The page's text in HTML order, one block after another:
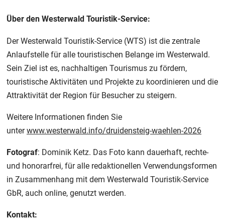
Über den Westerwald Touristik-Service:
Der Westerwald Touristik-Service (WTS) ist die zentrale
Anlaufstelle für alle touristischen Belange im Westerwald.
Sein Ziel ist es, nachhaltigen Tourismus zu fördern,
touristische Aktivitäten und Projekte zu koordinieren und die
Attraktivität der Region für Besucher zu steigern.
Weitere Informationen finden Sie
unterwww.westerwald.info/druidensteig-waehlen-2026
Fotograf: Dominik Ketz. Das Foto kann dauerhaft, rechte-
und honorarfrei, für alle redaktionellen Verwendungsformen
in Zusammenhang mit dem Westerwald Touristik-Service
GbR, auch online, genutzt werden.
Kontakt: